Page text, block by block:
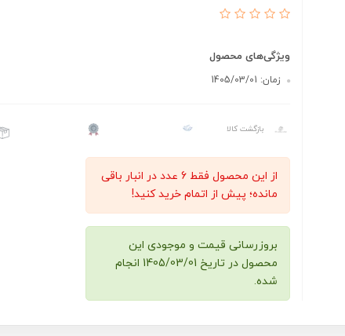
ویژگی‌های محصول
زمان: 1405/03/01
بازگشت کالا
از این محصول فقط 6 عدد در انبار باقی
مانده؛ پیش از اتمام خرید کنید!
بروزرسانی قیمت و موجودی این
محصول در تاریخ 1405/03/01 انجام
شده.